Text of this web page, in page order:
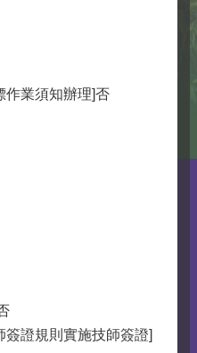
作業須知辦理]否
簽證規則實施技師簽證]